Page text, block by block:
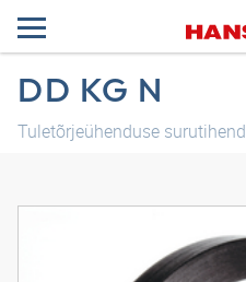
DD KG N
Tuletõrjeühenduse surutihend